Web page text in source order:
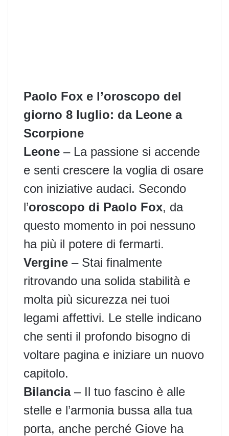
Paolo Fox e l’oroscopo del
giorno 8 luglio: da Leone a
Scorpione
Leone – La passione si accende
e senti crescere la voglia di osare
con iniziative audaci. Secondo
l’oroscopo di Paolo Fox, da
questo momento in poi nessuno
ha più il potere di fermarti.
Vergine – Stai finalmente
ritrovando una solida stabilità e
molta più sicurezza nei tuoi
legami affettivi. Le stelle indicano
che senti il profondo bisogno di
voltare pagina e iniziare un nuovo
capitolo.
Bilancia– Il tuo fascino è alle
stelle e l’armonia bussa alla tua
porta, anche perché Giove ha